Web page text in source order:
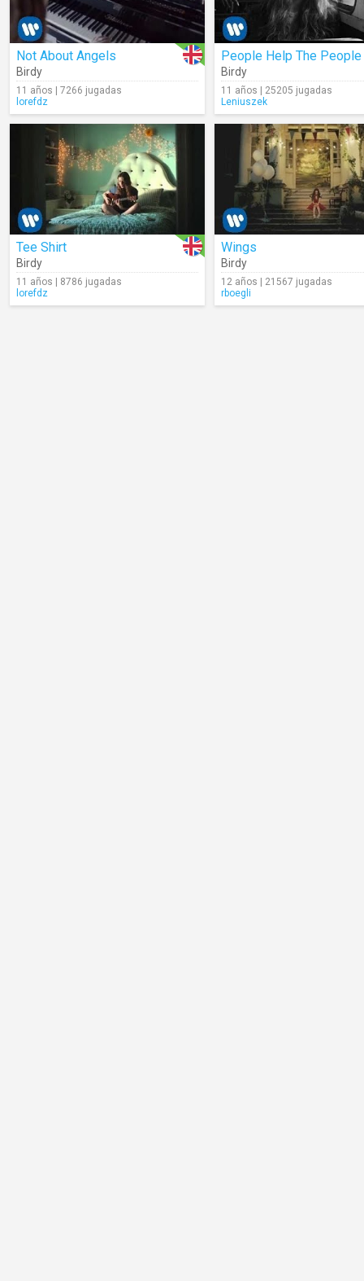
Not About Angels
Birdy
11 años | 7266 jugadas
lorefdz
People Help The People
Birdy
11 años | 25205 jugadas
Leniuszek
Tee Shirt
Birdy
11 años | 8786 jugadas
lorefdz
Wings
Birdy
12 años | 21567 jugadas
rboegli